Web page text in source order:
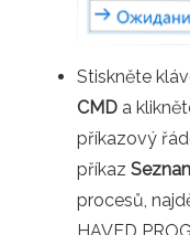
Stiskněte
CMD a
příkazový
příkaz
procesů,